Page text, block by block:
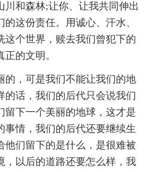
川和森林;让你、让我共同伸出
这份责任。用诚心、汗水、
这个世界，赎去我们曾犯下的
的文明。
的，可是我们不能让我们的地
的话，我们的后代只会说我们
留下一个美丽的地球，这才是
事情，我们的后代还要继续生
他们留下的是什么，是很难被
，以后的道路还要怎么样，我